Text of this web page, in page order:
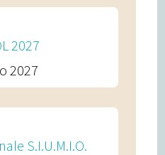
2027
2027
S.I.U.M.I.O.